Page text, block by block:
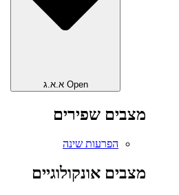
Open א.א.ג
מצבים שפירים
הפרעות שינה
מצבים אונקולוגיים